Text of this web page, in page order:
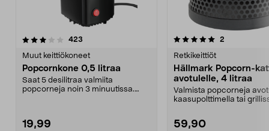
423
Muut keittiökoneet
Popcornkone 0,5 litraa
Saat 5 desilitraa valmiita
popcorneja noin 3 minuutissa.
19,99
5.0viidestä
2
Retkikeittiöt
Hällmark Popcorn-
avotulelle, 4 litraa
Valmista popcorneja
kaasupolttimella tai
59,90